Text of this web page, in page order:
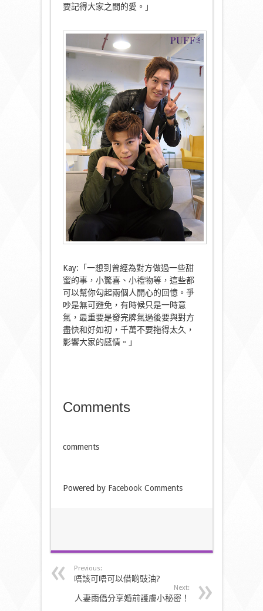
要記得大家之間的愛。」
Kay:「一想到曾經為對方做過一些甜
蜜的事，小驚喜、小禮物等，這些都
可以幫你勾起兩個人開心的回憶。爭
吵是無可避免，有時候只是一時意
氣，最重要是發完脾氣過後要與對方
盡快和好如初，千萬不要拖得太久，
影響大家的感情。」
Comments
comments
Powered by Facebook Comments
Previous:
唔該可唔可以借啲豉油?
Next:
人妻雨僑分享婚前護膚小秘密！